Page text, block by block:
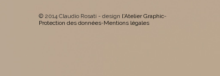
© 2014 Claudio Rosati - design l'Atelier Graphic-
Protection des données-Mentions légales